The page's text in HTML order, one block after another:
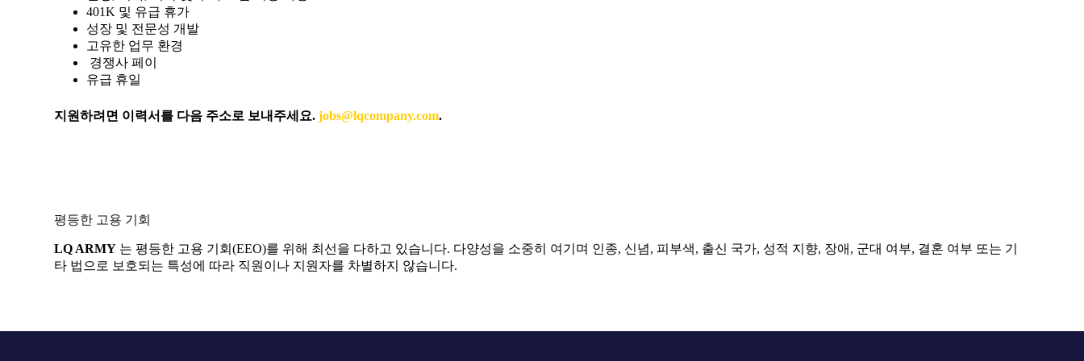
401K 및 유급 휴가
성장 및 전문성 개발
고유한 업무 환경
경쟁사 페이
유급 휴일
지원하려면 이력서를 다음 주소로 보내주세요.jobs@lqcompany.com.
평등한 고용 기회
LQ ARMY 는 평등한 고용 기회(EEO)를 위해 최선을 다하고 있습니다. 다양성을 소중히 여기며 인종, 신념, 피부색, 출신 국가, 성적 지향, 장애, 군대 여부, 결혼 여부 또는 기
타 법으로 보호되는 특성에 따라 직원이나 지원자를 차별하지 않습니다.